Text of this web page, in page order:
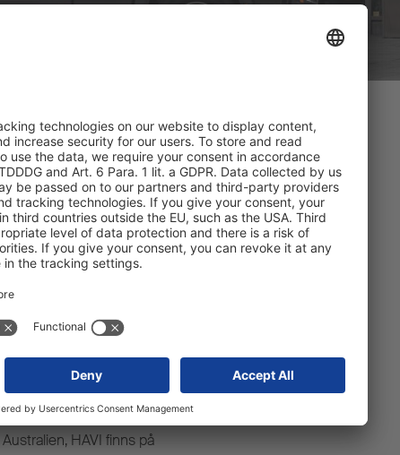
livsmedel
sätt
Rocque överens
till deras
fruars förnamn,
och kontor
HAVI finns på